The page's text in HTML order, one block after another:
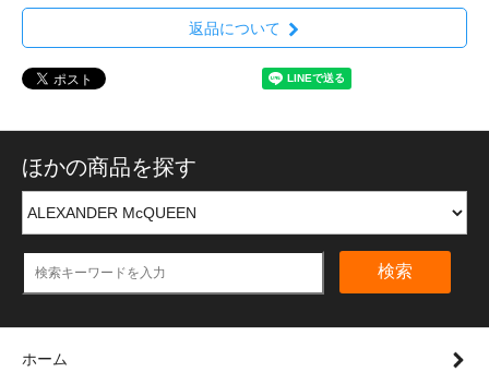
返品について
ほかの商品を探す
検索
ホーム